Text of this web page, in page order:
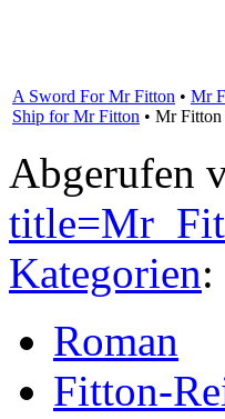
A Sword For Mr Fitton • Mr
Ship for Mr Fitton • Mr Fitton
Abgerufen
Kategorien:
Roman
Fitton-